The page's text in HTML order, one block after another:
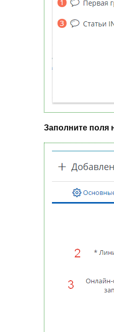
Заполните поля